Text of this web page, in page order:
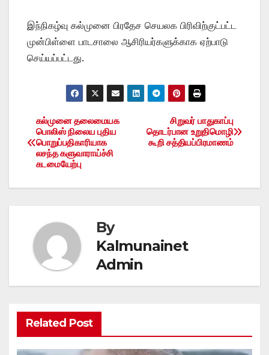
இந்நிகழ்வு கல்முனை பிரதேச செயலக பிரிவிற்குட்பட்ட
முன்பிள்ளை பாடசாலை ஆசிரியர்களுக்காக ஏற்பாடு
செய்யப்பட்டது.
Post
navigation
சிறுவர் பாதுகாப்பு
தொடர்பான உறுதிமொழி
கூறி சத்தியப்பிரமாணம்
கல்முனை தலைமையக
பொலிஸ் நிலைய புதிய
பொறுப்பதிகாரியாக
லசந்த களுவாராய்ச்சி
கடமையேற்பு
By
Kalmunainet
Admin
Related Post